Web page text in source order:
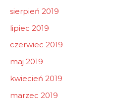
sierpień 2019
lipiec 2019
czerwiec 2019
maj 2019
kwiecień 2019
marzec 2019